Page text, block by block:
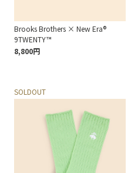
Brooks Brothers × New Era®
9TWENTY™
8,800円
SOLDOUT